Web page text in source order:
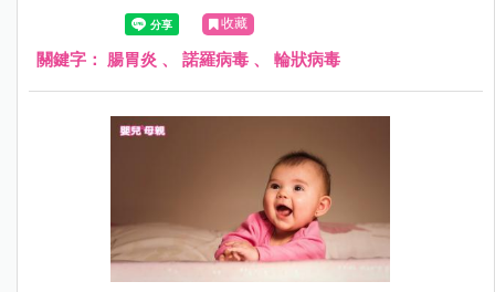
收藏
關鍵字： 腸胃炎 、 諾羅病毒 、 輪狀病毒